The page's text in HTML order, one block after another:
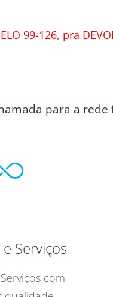
99-126, pra
para a rede
Serviços
com